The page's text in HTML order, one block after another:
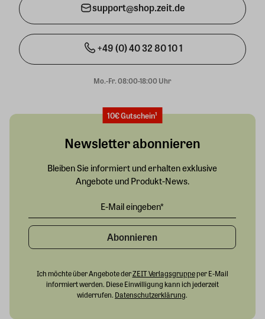
support@shop.zeit.de
+49 (0) 40 32 80 10 1
Mo.-Fr. 08:00-18:00 Uhr
10€ Gutschein¹
Newsletter abonnieren
Bleiben Sie informiert und erhalten exklusive
Angebote und Produkt-News.
Abonnieren
Ich möchte über Angebote derZEIT Verlagsgruppeper E-Mail
informiert werden. Diese Einwilligung kann ich jederzeit
widerrufen. Datenschutzerklärung.